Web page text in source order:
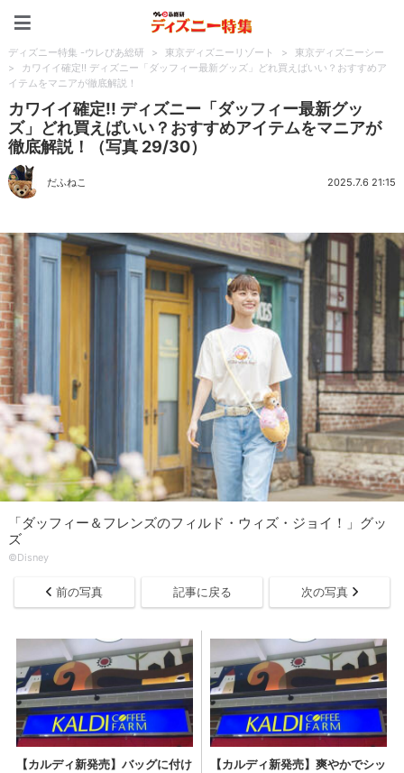
ディズニー特集 -ウレぴあ総研 > 東京ディズニーリゾート >
東京ディズニーシー
>
カワイイ確定!! ディズニー「ダッフィー最新グッズ」どれ買えばいい？おすすめア
イテムをマニアが徹底解説！
カワイイ確定!! ディズニー「ダッフィー最新グッ
ズ」どれ買えばいい？おすすめアイテムをマニアが
徹底解説！（写真 29/30）
だふねこ 2025.7.6 21:15
「ダッフィー＆フレンズのフィルド・ウィズ・ジョイ！」グッ
ズ
©Disney
前の写真 記事に戻る 次の写真